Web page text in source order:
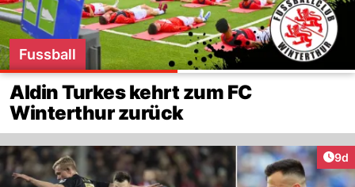
Fussball
Aldin Turkes kehrt zum FC
Winterthur zurück
9d